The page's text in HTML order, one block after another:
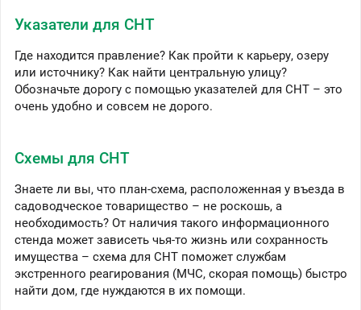
Указатели для СНТ
Где находится правление? Как пройти к карьеру, озеру
или источнику? Как найти центральную улицу?
Обозначьте дорогу с помощью указателей для СНТ – это
очень удобно и совсем не дорого.
Схемы для СНТ
Знаете ли вы, что план-схема, расположенная у въезда в
садоводческое товарищество – не роскошь, а
необходимость? От наличия такого информационного
стенда может зависеть чья-то жизнь или сохранность
имущества – схема для СНТ поможет службам
экстренного реагирования (МЧС, скорая помощь) быстро
найти дом, где нуждаются в их помощи.